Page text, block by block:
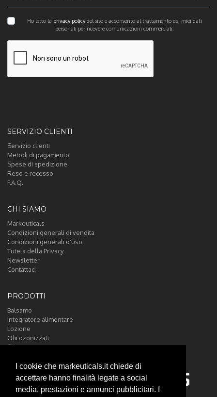
I cookie che markeuticals.it chiede di
accettare hanno finalità legate a social
media, prestazioni e annunci pubblicitari. I
Ho letto la privacy policydel sito e acconsento al trattamento dei miei dati
personali per ricevere comunicazioni commerciali.
SERVIZIO CLIENTI
Servizio clienti
Metodi di pagamento
Spese di spedizione
Reso e recesso
F.A.Q.
CHI SIAMO
Markeuticals
Condizioni generali di vendita
Condizioni generali d'uso
Tutela della Privacy
Newsletter
Contattaci
PRODOTTI
Balsamo
Integratore alimentare
Lozione
Olii ozonizzati
Shampoo